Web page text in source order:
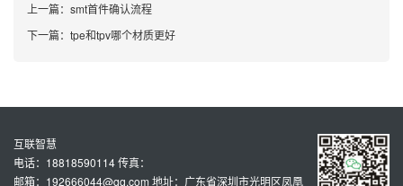
上一篇： smt首件确认流程
下一篇： tpe和tpv哪个材质更好
互联智慧
电话：18818590114 传真：
邮箱：192666044@qq.com 地址：广东省深圳市光明区凤凰